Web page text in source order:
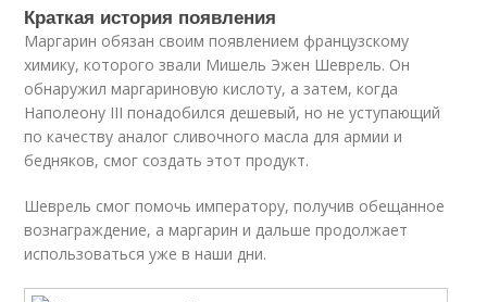
Краткая история появления
Маргарин обязан своим появлением французскому
химику, которого звали Мишель Эжен Шеврель. Он
обнаружил маргариновую кислоту, а затем, когда
Наполеону III понадобился дешевый, но не уступающий
по качеству аналог сливочного масла для армии и
бедняков, смог создать этот продукт.
Шеврель смог помочь императору, получив обещанное
вознаграждение, а маргарин и дальше продолжает
использоваться уже в наши дни.